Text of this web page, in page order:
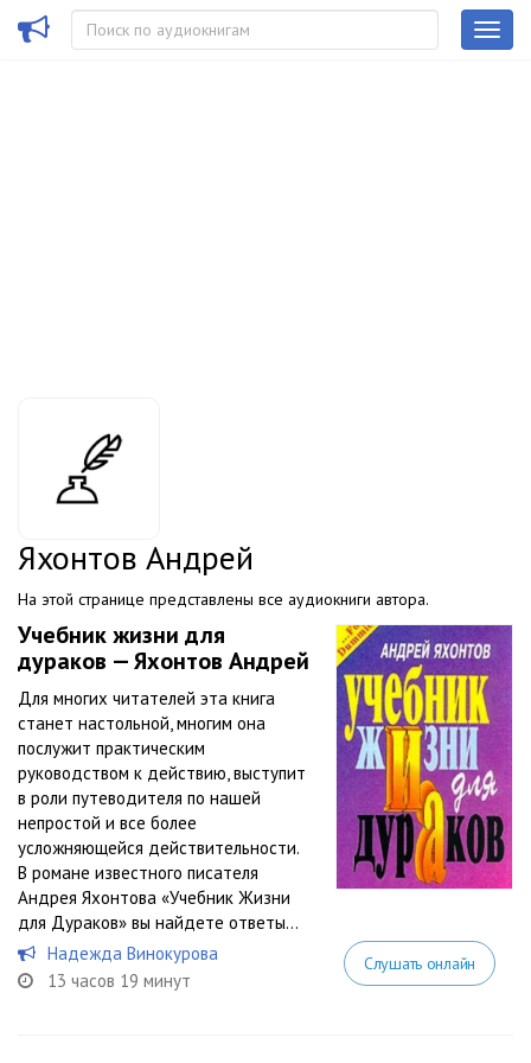
Яхонтов Андрей
На этой странице представлены все аудиокниги автора.
Учебник жизни для
дураков — Яхонтов Андрей
Для многих читателей эта книга
станет настольной, многим она
послужит практическим
руководством к действию, выступит
в роли путеводителя по нашей
непростой и все более
усложняющейся действительности.
В романе известного писателя
Андрея Яхонтова «Учебник Жизни
для Дураков» вы найдете ответы...
Надежда Винокурова
13 часов 19 минут
Слушать онлайн